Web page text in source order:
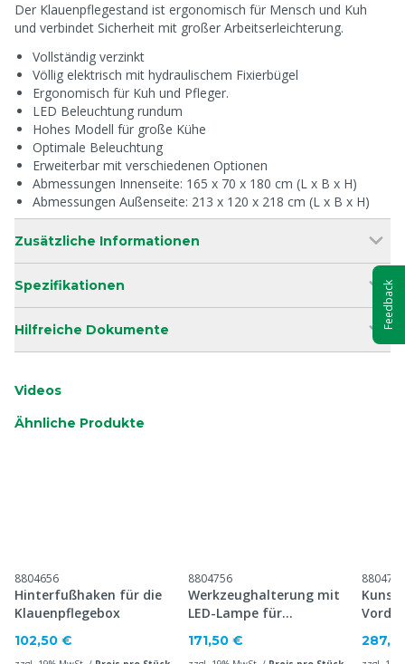
Der Klauenpflegestand ist ergonomisch für Mensch und Kuh
und verbindet Sicherheit mit großer Arbeitserleichterung.
Vollständig verzinkt
Völlig elektrisch mit hydraulischem Fixierbügel
Ergonomisch für Kuh und Pfleger.
LED Beleuchtung rundum
Hohes Modell für große Kühe
Optimale Beleuchtung
Erweiterbar mit verschiedenen Optionen
Abmessungen Innenseite: 165 x 70 x 180 cm (L x B x H)
Abmessungen Außenseite: 213 x 120 x 218 cm (L x B x H)
Zusätzliche Informationen
Spezifikationen
Hilfreiche Dokumente
Videos
Ähnliche Produkte
8804656
Hinterfußhaken für die
Klauenpflegebox
102,50 €
8804756
Werkzeughalterung mit
LED-Lampe für
& Platinum (Hydro)
171,50 €
8804758
Feedback